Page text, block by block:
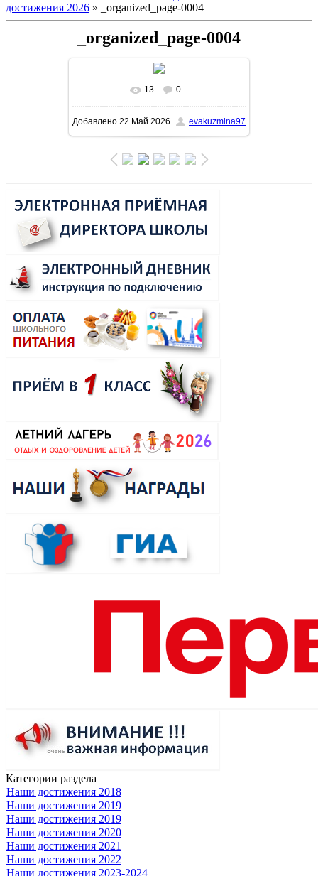
достижения 2026 » _organized_page-0004
_organized_page-0004
В реальном размере
279.1Kb
13 0
Добавлено 22 Май 2026 evakuzmina97
Категории раздела
Наши достижения 2018
Наши достижения 2019
Наши достижения 2019
Наши достижения 2020
Наши достижения 2021
Наши достижения 2022
Наши достижения 2023-2024